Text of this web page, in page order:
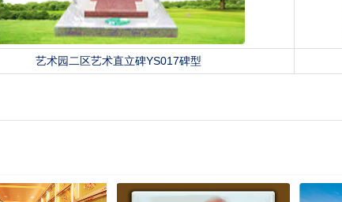
艺术园二区艺术直立碑YS017碑型